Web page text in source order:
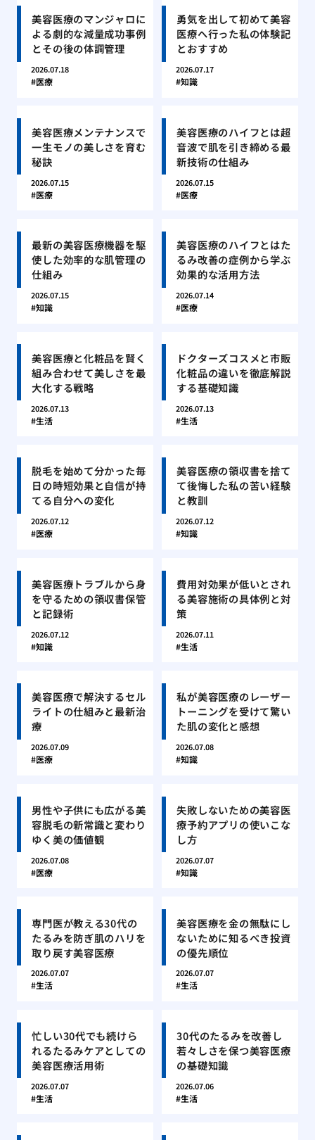
美容医療のマンジャロに
よる劇的な減量成功事例
とその後の体調管理
2026.07.18
医療
勇気を出して初めて美容
医療へ行った私の体験記
とおすすめ
2026.07.17
知識
美容医療メンテナンスで
一生モノの美しさを育む
秘訣
2026.07.15
医療
美容医療のハイフとは超
音波で肌を引き締める最
新技術の仕組み
2026.07.15
医療
最新の美容医療機器を駆
使した効率的な肌管理の
仕組み
2026.07.15
知識
美容医療のハイフとはた
るみ改善の症例から学ぶ
効果的な活用方法
2026.07.14
医療
美容医療と化粧品を賢く
組み合わせて美しさを最
大化する戦略
2026.07.13
生活
ドクターズコスメと市販
化粧品の違いを徹底解説
する基礎知識
2026.07.13
生活
脱毛を始めて分かった毎
日の時短効果と自信が持
てる自分への変化
2026.07.12
医療
美容医療の領収書を捨て
て後悔した私の苦い経験
と教訓
2026.07.12
知識
美容医療トラブルから身
を守るための領収書保管
と記録術
2026.07.12
知識
費用対効果が低いとされ
る美容施術の具体例と対
策
2026.07.11
生活
美容医療で解決するセル
ライトの仕組みと最新治
療
2026.07.09
医療
私が美容医療のレーザー
トーニングを受けて驚い
た肌の変化と感想
2026.07.08
知識
男性や子供にも広がる美
容脱毛の新常識と変わり
ゆく美の価値観
2026.07.08
医療
失敗しないための美容医
療予約アプリの使いこな
し方
2026.07.07
知識
専門医が教える30代の
たるみを防ぎ肌のハリを
取り戻す美容医療
2026.07.07
生活
美容医療を金の無駄にし
ないために知るべき投資
の優先順位
2026.07.07
生活
忙しい30代でも続けら
れるたるみケアとしての
美容医療活用術
2026.07.07
生活
30代のたるみを改善し
若々しさを保つ美容医療
の基礎知識
2026.07.06
生活